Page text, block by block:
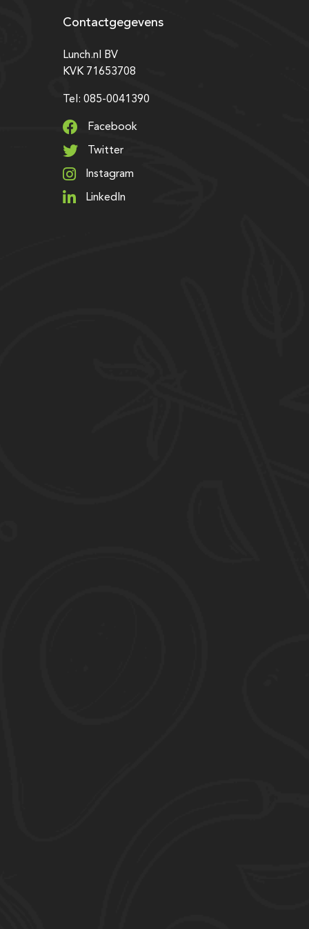
Contactgegevens
Lunch.nl BV
KVK 71653708
Tel: 085-0041390
Facebook
Twitter
Instagram
LinkedIn